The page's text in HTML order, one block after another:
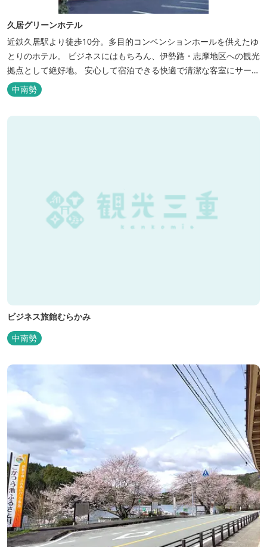
久居グリーンホテル
近鉄久居駅より徒歩10分。多目的コンベンションホールを供えたゆ
とりのホテル。 ビジネスにはもちろん、伊勢路・志摩地区への観光
拠点として絶好地。 安心して宿泊できる快適で清潔な客室にサービ
スも行き届いています。一志・ 嬉野のゴルフ場に至近。
中南勢
ビジネス旅館むらかみ
中南勢